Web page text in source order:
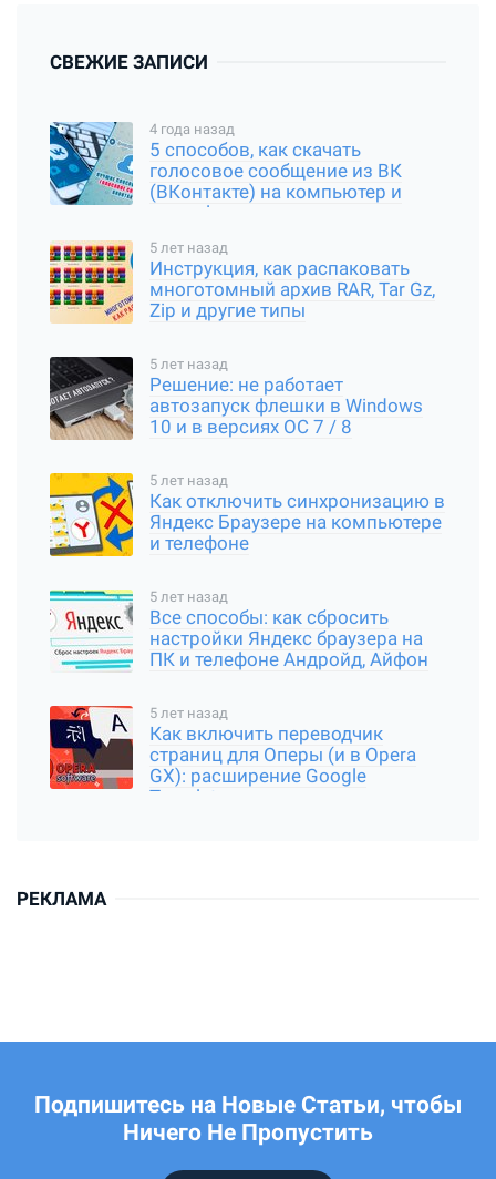
СВЕЖИЕ ЗАПИСИ
4 года назад
5 способов, как скачать
голосовое сообщение из ВК
(ВКонтакте) на компьютер и
смартфон
5 лет назад
Инструкция, как распаковать
многотомный архив RAR, Tar Gz,
Zip и другие типы
5 лет назад
Решение: не работает
автозапуск флешки в Windows
10 и в версиях ОС 7 / 8
5 лет назад
Как отключить синхронизацию в
Яндекс Браузере на компьютере
и телефоне
5 лет назад
Все способы: как сбросить
настройки Яндекс браузера на
ПК и телефоне Андройд, Айфон
5 лет назад
Как включить переводчик
страниц для Оперы (и в Opera
GX): расширение Google
Translator
РЕКЛАМА
Подпишитесь на Новые Статьи, чтобы
Ничего Не Пропустить